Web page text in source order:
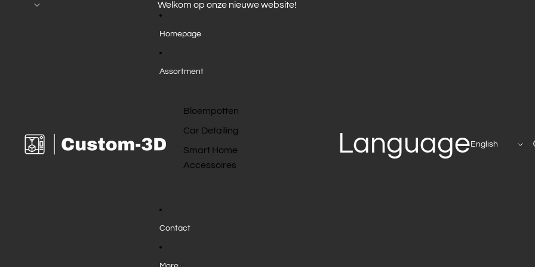
Welkom op onze nieuwe website!
Homepage
Assortment
Bloempotten
Car Detailing
Smart Home
Accessoires
Contact
Language